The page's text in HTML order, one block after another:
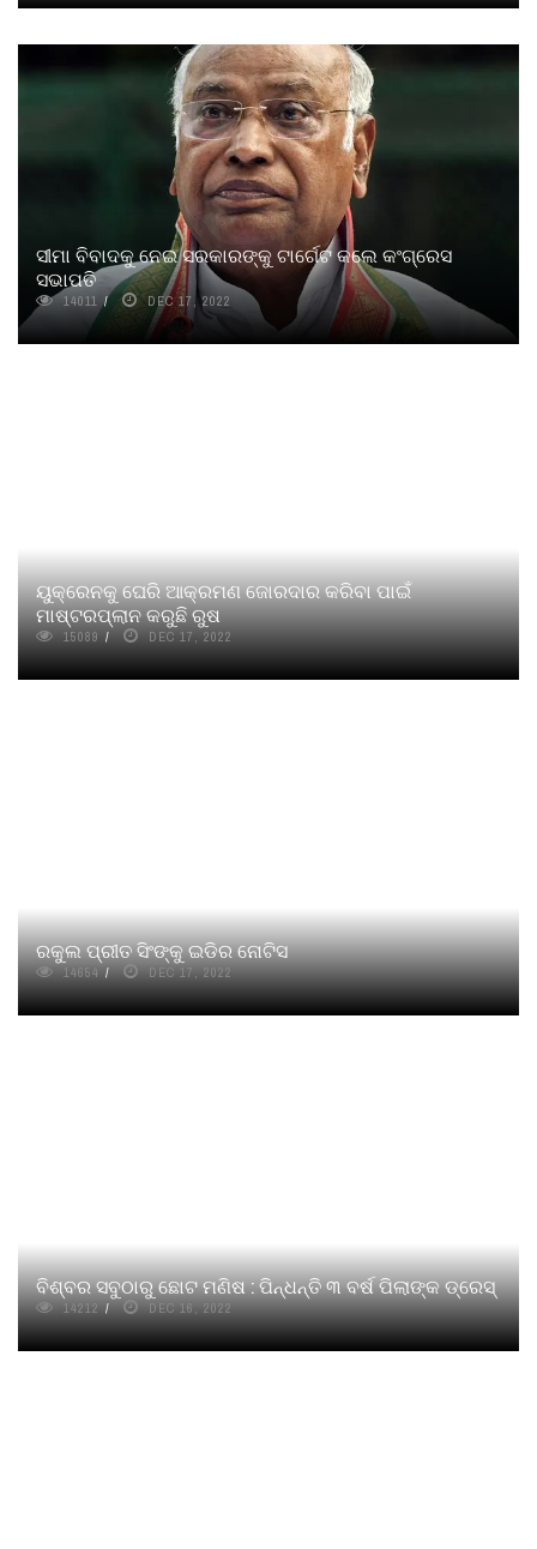
ସୀମା ବିବାଦକୁ ନେଇ ସରକାରଙ୍କୁ ଟାର୍ଗେଟ କଲେ କଂଗ୍ରେସ
ସଭାପତି
14011 DEC 17, 2022
ୟୁକ୍ରେନକୁ ଘେରି ଆକ୍ରମଣ ଜୋରଦାର କରିବା ପାଇଁ
ମାଷ୍ଟରପ୍ଲାନ କରୁଛି ରୁଷ
15089 DEC 17, 2022
ରକୁଲ ପ୍ରୀତ ସିଂଙ୍କୁ ଇଡିର ନୋଟିସ
14654 DEC 17, 2022
ବିଶ୍ବର ସବୁଠାରୁ ଛୋଟ ମଣିଷ : ପିନ୍ଧନ୍ତି ୩ ବର୍ଷ ପିଲାଙ୍କ ଡ୍ରେସ୍
14212 DEC 16, 2022